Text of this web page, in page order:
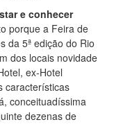
e conhecer
porque a Feira de
da 5ª edição do Rio
dos locais novidade
ex-Hotel
características
conceituadíssima
dezenas de